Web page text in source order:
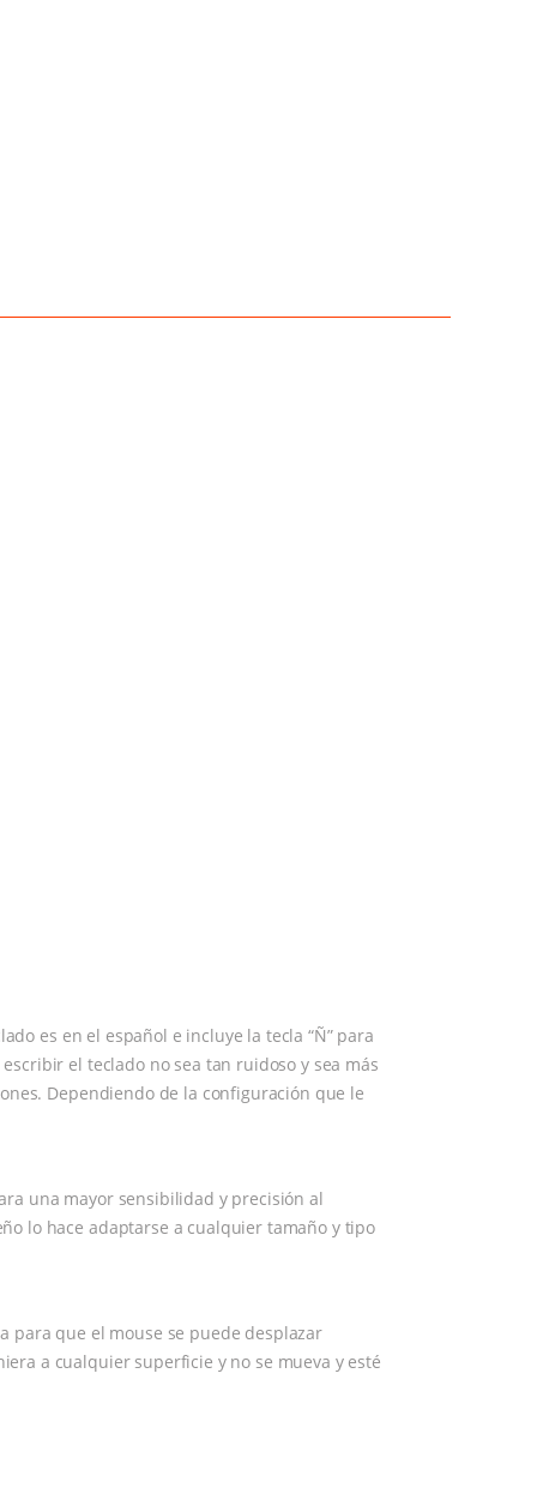
es en el español e incluye la tecla “Ñ” para
el teclado no sea tan ruidoso y sea más
Dependiendo de la configuración que le
una mayor sensibilidad y precisión al
lo hace adaptarse a cualquier tamaño y tipo
para que el mouse se puede desplazar
a cualquier superficie y no se mueva y esté